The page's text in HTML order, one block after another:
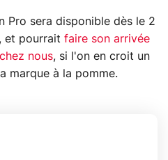
Pro sera disponible dès le 2
et pourrait faire son arrivée
nous, si l'on en croit un
marque à la pomme.